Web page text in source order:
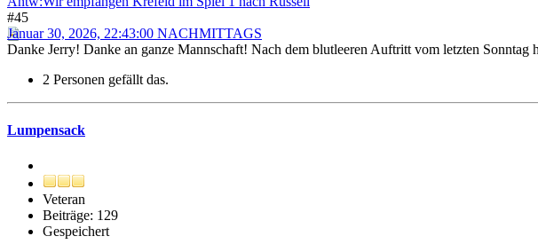
#45
Januar 30, 2026, 22:43:00 NACHMITTAGS
Danke Jerry! Danke an ganze Mannschaft! Nach dem blutleeren Auftritt vom letzten Sonntag
2 Personen gefällt das.
Lumpensack
Veteran
Beiträge: 129
Gespeichert